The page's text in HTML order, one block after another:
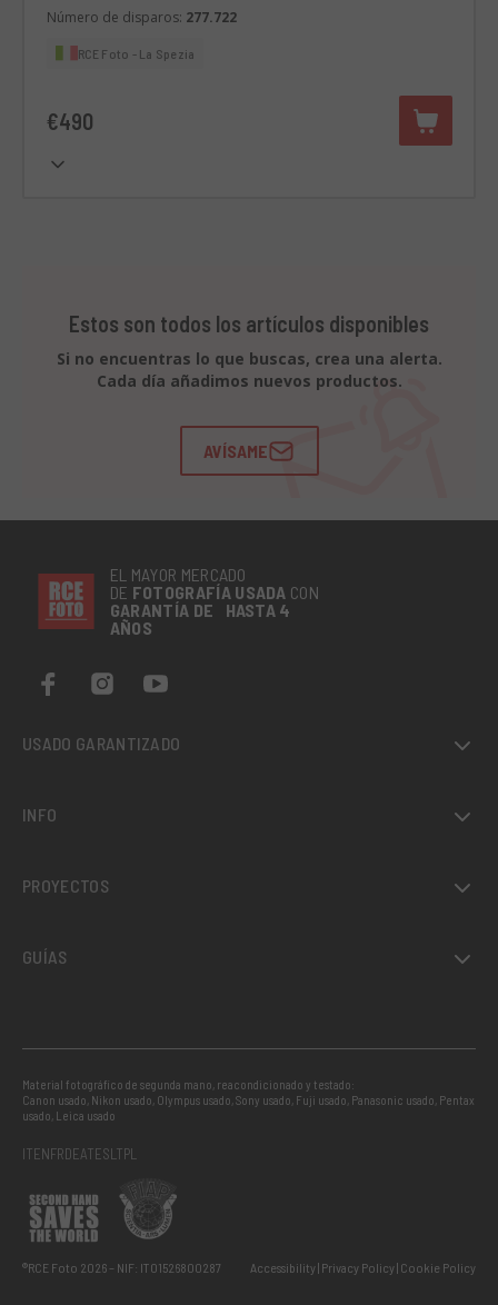
Número de disparos: 277.722
RCE Foto - La Spezia
€490
Estos son todos los artículos disponibles
Si no encuentras lo que buscas, crea una alerta.
Cada día añadimos nuevos productos.
AVÍSAME
EL MAYOR MERCADO
DE FOTOGRAFÍA USADA CON
GARANTÍA DE HASTA 4
AÑOS
USADO GARANTIZADO
INFO
PROYECTOS
GUÍAS
Material fotográfico de segunda mano, reacondicionado y testado:
Canon usado, Nikon usado, Olympus usado,Sony usado, Fuji usado, Panasonic usado, Pentax
usado, Leica usado
ITENFRDEATESLTPL
®RCE Foto 2026 – NIF: IT01526800287 Accessibility Privacy Policy Cookie Policy